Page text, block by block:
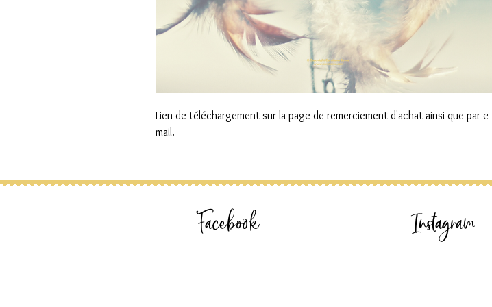
Lien de téléchargement sur la page de remerciement d'achat ainsi que par e-
mail.
Facebook
Instagram